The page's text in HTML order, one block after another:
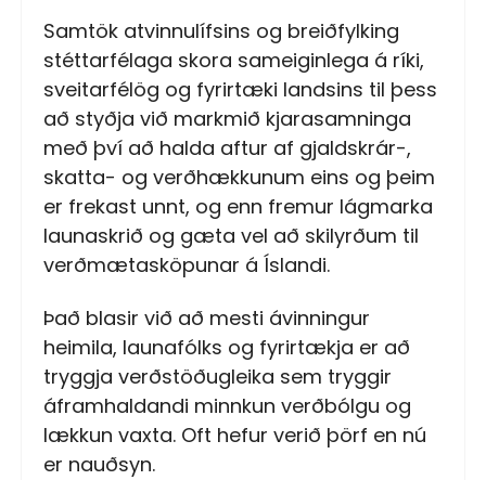
Samtök atvinnulífsins og breiðfylking
stéttarfélaga skora sameiginlega á ríki,
sveitarfélög og fyrirtæki landsins til þess
að styðja við markmið kjarasamninga
með því að halda aftur af gjaldskrár-,
skatta- og verðhækkunum eins og þeim
er frekast unnt, og enn fremur lágmarka
launaskrið og gæta vel að skilyrðum til
verðmætasköpunar á Íslandi.
Það blasir við að mesti ávinningur
heimila, launafólks og fyrirtækja er að
tryggja verðstöðugleika sem tryggir
áframhaldandi minnkun verðbólgu og
lækkun vaxta. Oft hefur verið þörf en nú
er nauðsyn.